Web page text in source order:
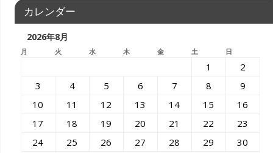
カレンダー
2026年8月
月 火 水 木 金 土 日
1
2
3
4 5 6 7 8
9
10
11 12 13 14 15
16
17
18 19 20 21 22
23
24
25 26 27 28 29
30